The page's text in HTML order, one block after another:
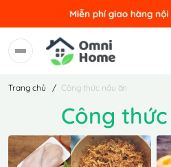
Trang chủ / Công thức nấu ăn
Công